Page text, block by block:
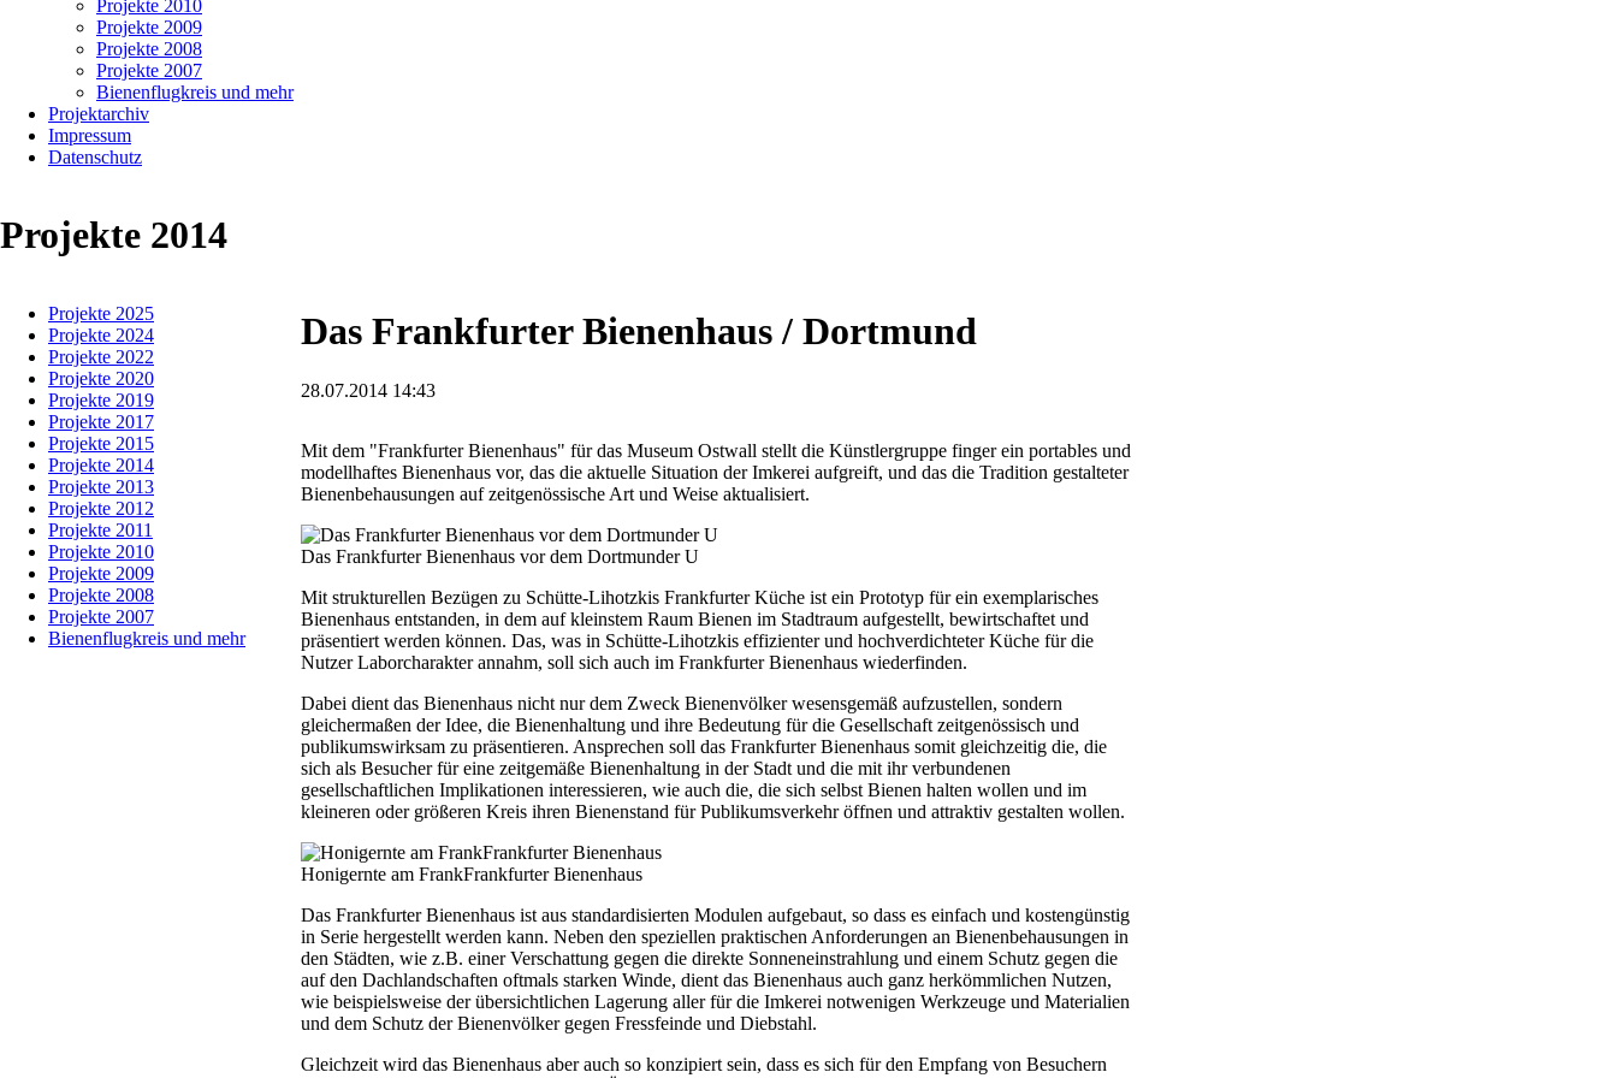
Projekte 2010
Projekte 2009
Projekte 2008
Projekte 2007
Bienenflugkreis und mehr
Projektarchiv
Impressum
Datenschutz
Projekte 2014
Das Frankfurter Bienenhaus / Dortmund
28.07.2014 14:43
Mit dem "Frankfurter Bienenhaus" für das Museum Ostwall stellt die Künstlergruppe finger ein portables und
modellhaftes Bienenhaus vor, das die aktuelle Situation der Imkerei aufgreift, und das die Tradition gestalteter
Bienenbehausungen auf zeitgenössische Art und Weise aktualisiert.
Das Frankfurter Bienenhaus vor dem Dortmunder U
Mit strukturellen Bezügen zu Schütte-Lihotzkis Frankfurter Küche ist ein Prototyp für ein exemplarisches
Bienenhaus entstanden, in dem auf kleinstem Raum Bienen im Stadtraum aufgestellt, bewirtschaftet und
präsentiert werden können. Das, was in Schütte-Lihotzkis effizienter und hochverdichteter Küche für die
Nutzer Laborcharakter annahm, soll sich auch im Frankfurter Bienenhaus wiederfinden.
Dabei dient das Bienenhaus nicht nur dem Zweck Bienenvölker wesensgemäß aufzustellen, sondern
gleichermaßen der Idee, die Bienenhaltung und ihre Bedeutung für die Gesellschaft zeitgenössisch und
publikumswirksam zu präsentieren. Ansprechen soll das Frankfurter Bienenhaus somit gleichzeitig die, die
sich als Besucher für eine zeitgemäße Bienenhaltung in der Stadt und die mit ihr verbundenen
gesellschaftlichen Implikationen interessieren, wie auch die, die sich selbst Bienen halten wollen und im
kleineren oder größeren Kreis ihren Bienenstand für Publikumsverkehr öffnen und attraktiv gestalten wollen.
Honigernte am FrankFrankfurter Bienenhaus
Das Frankfurter Bienenhaus ist aus standardisierten Modulen aufgebaut, so dass es einfach und kostengünstig
in Serie hergestellt werden kann. Neben den speziellen praktischen Anforderungen an Bienenbehausungen in
den Städten, wie z.B. einer Verschattung gegen die direkte Sonneneinstrahlung und einem Schutz gegen die
auf den Dachlandschaften oftmals starken Winde, dient das Bienenhaus auch ganz herkömmlichen Nutzen,
wie beispielsweise der übersichtlichen Lagerung aller für die Imkerei notwenigen Werkzeuge und Materialien
und dem Schutz der Bienenvölker gegen Fressfeinde und Diebstahl.
Gleichzeit wird das Bienenhaus aber auch so konzipiert sein, dass es sich für den Empfang von Besuchern
überspringenProjekte 2025
Projekte 2024
Projekte 2022
Projekte 2020
Projekte 2019
Projekte 2017
Projekte 2015
Projekte 2014
Projekte 2013
Projekte 2012
Projekte 2011
Projekte 2010
Projekte 2009
Projekte 2008
Projekte 2007
Bienenflugkreis und mehr